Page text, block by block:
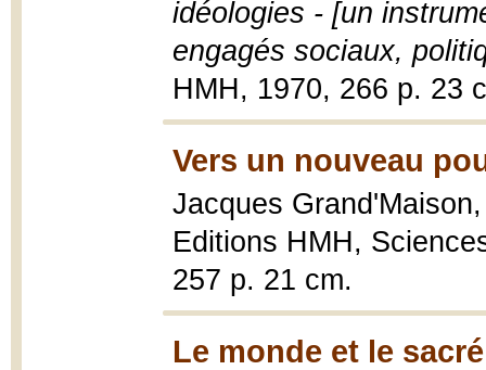
idéologies - [un
engagés sociaux,
HMH, 1970, 266 p. 23
Vers un nouveau
Jacques
Editions HMH,
257 p. 21 cm.
Le monde et le